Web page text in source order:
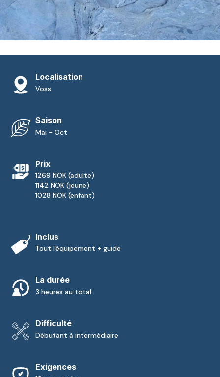
Localisation
Voss
Saison
Mai - Oct
Prix
1269 NOK (adulte)
1142 NOK (jeune)
1028 NOK (enfant)
Inclus
Tout l'équipement + guide
La durée
3 heures au total
Difficulté
Débutant à intermédiaire
Exigences